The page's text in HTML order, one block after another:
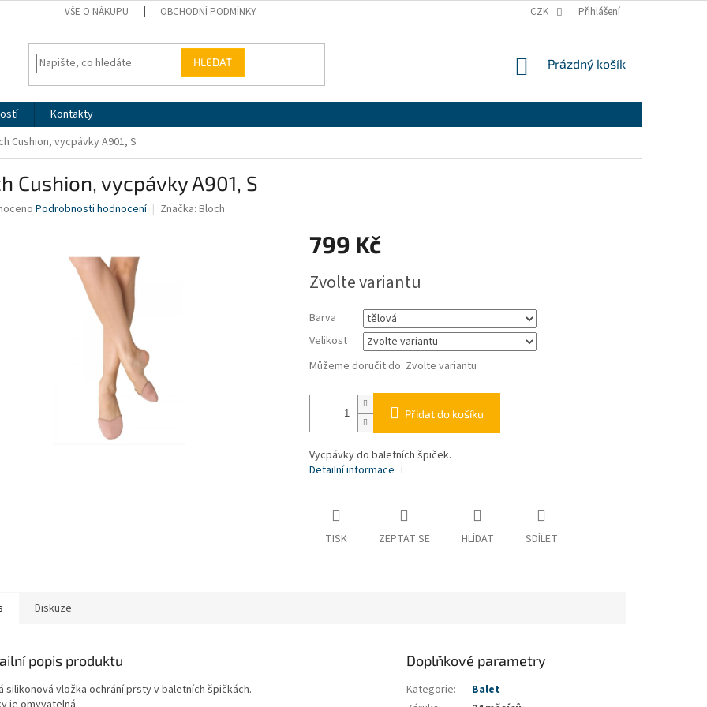
VŠE O NÁKUPU OBCHODNÍ PODMÍNKY CZK Přihlášení
HLEDAT
NÁKUPNÍ
Prázdný košík
Kontakty
Cushion, vycpávky A901, S
Cushion, vycpávky A901, S
Podrobnosti hodnocení Značka: Bloch
799 Kč
cena:
Zvolte variantu
Barva
Velikost
Můžeme doručit do: Zvolte variantu
Přidat do košíku
Vycpávky do baletních špiček.
Detailní informace
TISK ZEPTAT SE HLÍDAT SDÍLET
Diskuze
popis produktu
silikonová vložka ochrání prsty v baletních špičkách.
Doplňkové parametry
Kategorie:
Balet